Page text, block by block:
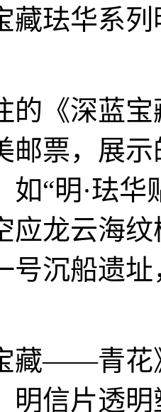
藏珐华系
《深蓝宝
邮票，展
如“明·珐华
应龙云海
号沉船遗
——青花》
明信片透